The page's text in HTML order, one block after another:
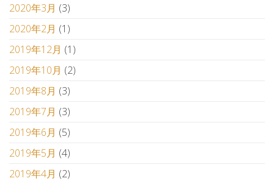
2020年3月 (3)
2020年2月 (1)
2019年12月 (1)
2019年10月 (2)
2019年8月 (3)
2019年7月 (3)
2019年6月 (5)
2019年5月 (4)
2019年4月 (2)